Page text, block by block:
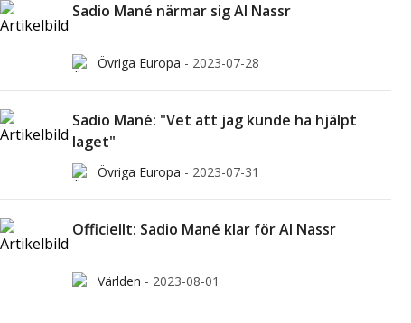
Sadio Mané närmar sig Al Nassr
Övriga Europa - 2023-07-28
Sadio Mané: "Vet att jag kunde ha hjälpt
laget"
Övriga Europa - 2023-07-31
Officiellt: Sadio Mané klar för Al Nassr
Världen - 2023-08-01